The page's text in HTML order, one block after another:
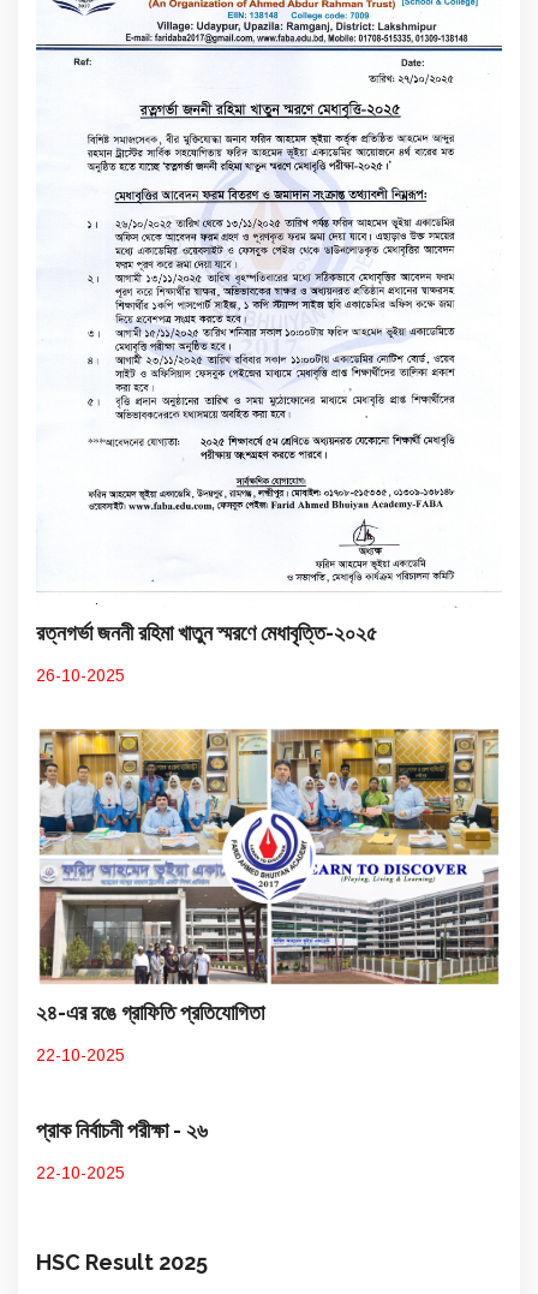
রত্নগর্ভা জননী রহিমা খাতুন স্মরণে মেধাবৃত্তি-২০২৫
26-10-2025
২৪-এর রঙে গ্রাফিতি প্রতিযোগিতা
22-10-2025
প্রাক নির্বাচনী পরীক্ষা - ২৬
22-10-2025
HSC Result 2025